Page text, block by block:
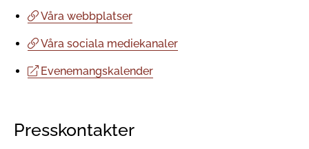
Våra webbplatser
Våra sociala mediekanaler
Evenemangskalender
Presskontakter